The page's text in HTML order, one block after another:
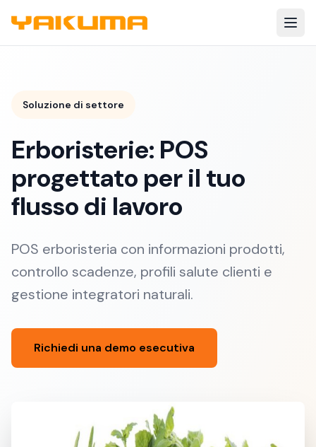
Soluzione di settore
Erboristerie: POS
progettato per il tuo
flusso di lavoro
POS erboristeria con informazioni prodotti,
controllo scadenze, profili salute clienti e
gestione integratori naturali.
Richiedi una demo esecutiva